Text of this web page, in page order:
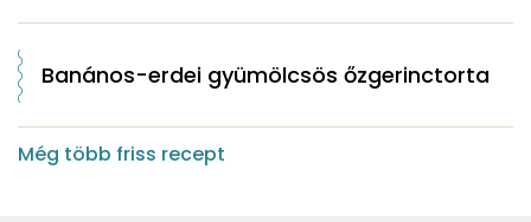
Banános-erdei gyümölcsös őzgerinctorta
Még több friss recept